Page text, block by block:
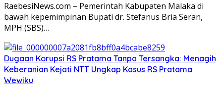
RaebesiNews.com – Pemerintah Kabupaten Malaka di
bawah kepemimpinan Bupati dr. Stefanus Bria Seran,
MPH (SBS)…
Dugaan Korupsi RS Pratama Tanpa Tersangka: Menagih
Keberanian Kejati NTT Ungkap Kasus RS Pratama
Wewiku